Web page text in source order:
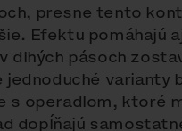
presne tento
Efektu pomáhajú
dlhých pásoch
varianty
s operadlom, ktoré
dopĺňajú